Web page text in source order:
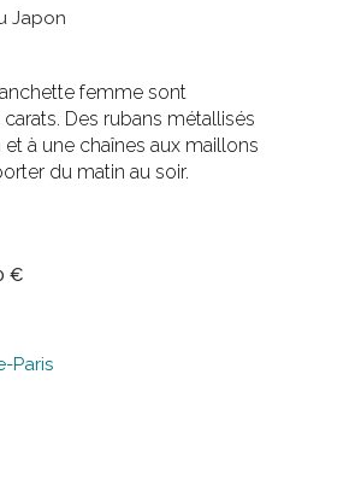
Japon
femme sont
Des rubans métallisés
à une chaînes aux maillons
du matin au soir.
€
Paris